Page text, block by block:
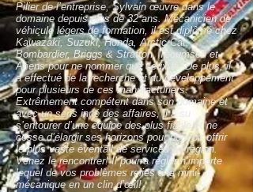
Pilier de l’entreprise, Sylvain œuvre dans le
domaine depuis plus de 32 ans. Mécanicien de
véhicule légers de formation, il est diplômé chez
Kawazaki, Suzuki, Honda, Arctic Cat,
Bombardier, Briggs & Stratton, Tecumseh et
Ariens pour ne nommer que ceux là. De plus, il
a effectué de la recherche et du développement
pour plusieurs de ces manufacturiers.
Extrêmement compétent dans son domaine et
avec un sens inné des affaires, il à su
s’entourer d’une équipe des plus fiable et ne
cesse d’élargir ses horizons pour pouvoir offrir
le plus vaste éventail de services en région.
Venez le rencontrer! Il pourra régler n’importe
lequel de vos problèmes reliés à la mini-
mécanique en un clin d’œil!